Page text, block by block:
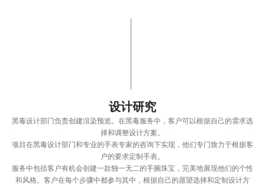
设计研究
黑毒设计部门负责创建渲染预览。在黑毒服务中，客户可以根据自己的需求选
择和调整设计方案。
项目在黑毒设计部门和专业的手表专家的咨询下实现，他们专门致力于根据客
户的要求定制手表。
服务中包括客户有机会创建一款独一无二的手腕珠宝，完美地展现他们的个性
和风格。客户在每个步骤中都参与其中，根据自己的愿望选择和定制设计方